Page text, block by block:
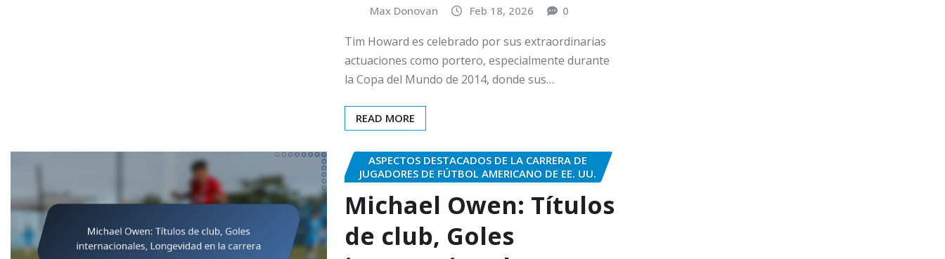
Max Donovan Feb 18, 2026 0
Tim Howard es celebrado por sus extraordinarias
actuaciones como portero, especialmente durante
la Copa del Mundo de 2014, donde sus…
READ MORE
ASPECTOS DESTACADOS DE LA CARRERA DE
JUGADORES DE FÚTBOL AMERICANO DE EE. UU.
Michael Owen: Títulos
de club, Goles